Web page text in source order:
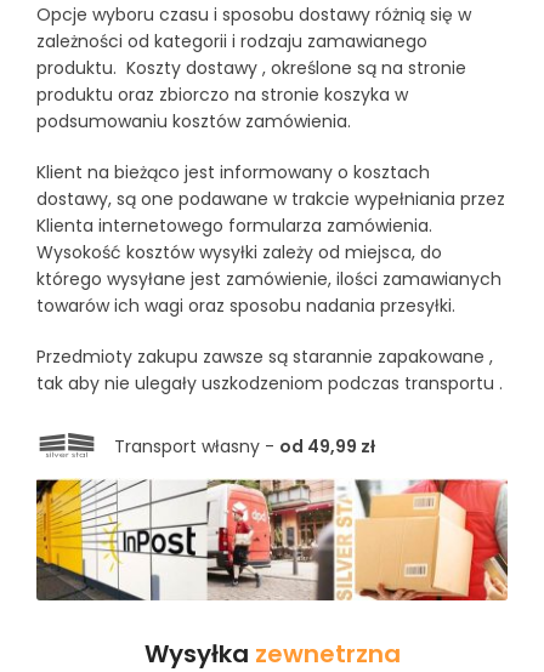
Opcje wyboru czasu i sposobu dostawy różnią się w
zależności od kategorii i rodzaju zamawianego
produktu. Koszty dostawy , określone są na stronie
produktu oraz zbiorczo na stronie koszyka w
podsumowaniu kosztów zamówienia.
Klient na bieżąco jest informowany o kosztach
dostawy, są one podawane w trakcie wypełniania przez
Klienta internetowego formularza zamówienia.
Wysokość kosztów wysyłki zależy od miejsca, do
którego wysyłane jest zamówienie, ilości zamawianych
towarów ich wagi oraz sposobu nadania przesyłki.
Przedmioty zakupu zawsze są starannie zapakowane ,
tak aby nie ulegały uszkodzeniom podczas transportu .
Transport własny - od 49,99 zł
Wysyłka zewnetrzna